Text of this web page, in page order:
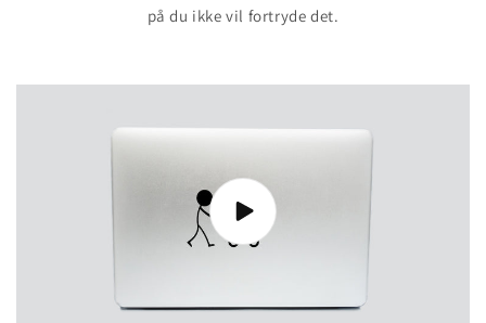
på du ikke vil fortryde det.